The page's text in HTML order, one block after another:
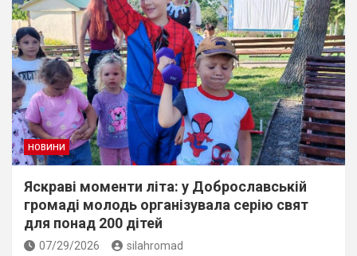
НОВИНИ
Яскраві моменти літа: у Доброславській
громаді молодь організувала серію свят
для понад 200 дітей
07/29/2026 silahromad